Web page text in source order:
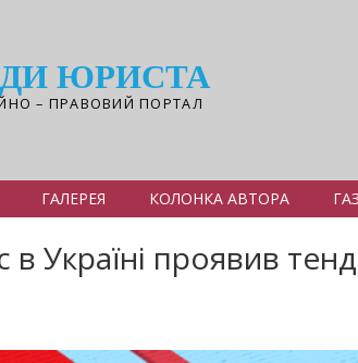
ЮРИСТА
– ПРАВОВИЙ ПОРТАЛ
ГАЛЕРЕЯ КОЛОНКА АВТОРА
в Україні проявив